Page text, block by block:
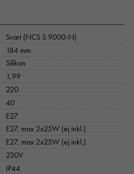
Svart (NCS S 9000-N)
184 mm
Silikon
1,99
220
40
E27
E27, max 2x25W (ej inkl.)
E27, max 2x25W (ej inkl.)
230V
IP44